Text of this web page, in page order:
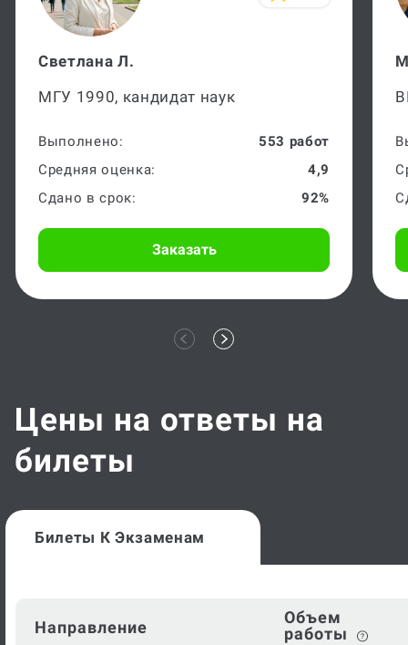
Светлана Л.
МГУ 1990, кандидат наук
Выполнено:
553 работ
Средняя оценка:
4,9
Сдано в срок:
92%
Заказать
Цены на ответы на
билеты
Билеты К Экзаменам
Направление
Объем
работы